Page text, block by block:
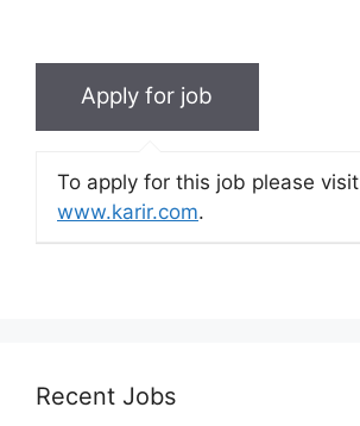
To apply for this job please visit
www.karir.com.
Recent Jobs